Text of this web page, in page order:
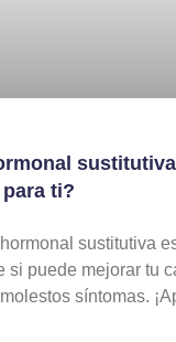
ti?
sustitutiva
si puede mejorar tu
síntomas.